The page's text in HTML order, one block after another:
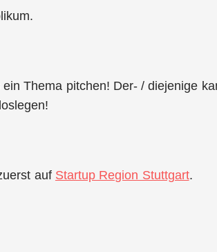
Thema pitchen! Der- / diejenige
auf Startup Region Stuttgart.